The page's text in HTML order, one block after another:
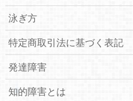
泳ぎ方
特定商取引法に基づく表記
発達障害
知的障害とは